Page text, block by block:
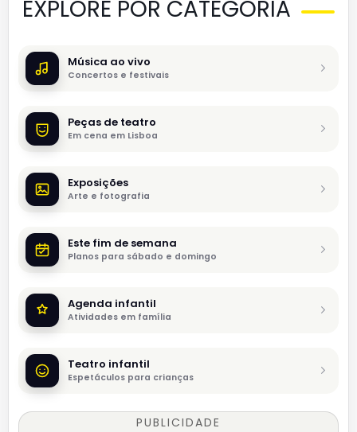
EXPLORE POR CATEGORIA
Música ao vivo
Concertos e festivais
Peças de teatro
Em cena em Lisboa
Exposições
Arte e fotografia
Este fim de semana
Planos para sábado e domingo
Agenda infantil
Atividades em família
Teatro infantil
Espetáculos para crianças
PUBLICIDADE